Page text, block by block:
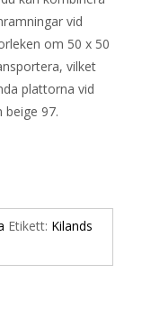
vid
om 50 x 50
vilket
plattorna vid
beige 97.
Etikett: Kilands